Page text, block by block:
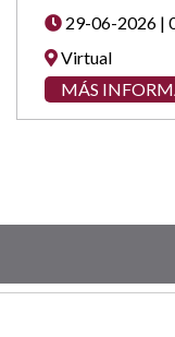
29-06-2026 |
Virtual
MÁS